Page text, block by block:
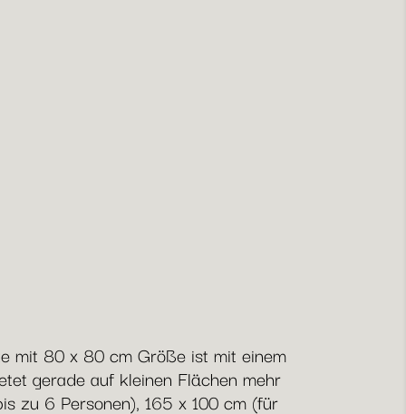
mit 80 x 80 cm Größe ist mit einem
gerade auf kleinen Flächen mehr
zu 6 Personen), 165 x 100 cm (für